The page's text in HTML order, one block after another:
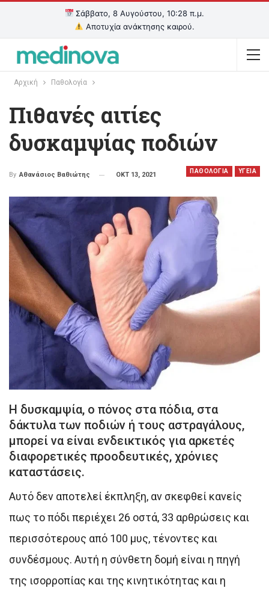
Σάββατο, 8 Αυγούστου, 10:28 π.μ.
Αποτυχία ανάκτησης καιρού.
Αρχική Παθολογία
Πιθανές αιτίες
δυσκαμψίας ποδιών
ΠΑΘΟΛΟΓΙΑ ΥΓΕΙΑ
By Αθανάσιος Βαθιώτης ΟΚΤ 13, 2021
Η δυσκαμψία, ο πόνος στα πόδια, στα
δάκτυλα των ποδιών ή τους αστραγάλους,
μπορεί να είναι ενδεικτικός για αρκετές
διαφορετικές προοδευτικές, χρόνιες
καταστάσεις.
Αυτό δεν αποτελεί έκπληξη, αν σκεφθεί κανείς
πως το πόδι περιέχει 26 οστά, 33 αρθρώσεις και
περισσότερους από 100 μυς, τένοντες και
συνδέσμους. Αυτή η σύνθετη δομή είναι η πηγή
της ισορροπίας και της κινητικότητας και η